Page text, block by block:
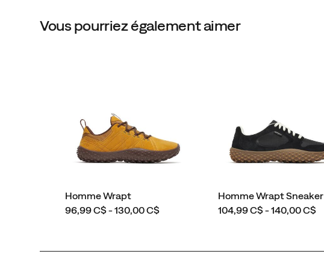
Vous pourriez également aimer
Homme Wrapt
price
96,99 C$ - 130,00 C$
Homme Wrapt Sneaker
price
104,99 C$ - 140,00 C$